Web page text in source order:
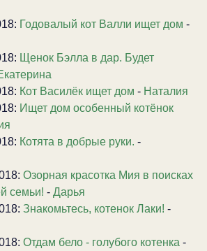
Годовалый кот Валли ищет дом -
Щенок Бэлла в дар. Будет
Кот Василёк ищет дом - Наталия
Ищет дом особенный котёнок
Котята в добрые руки. -
Озорная красотка Мия в поисках
семьи! - Дарья
Знакомьтесь, котенок Лаки! -
Отдам бело - голубого котенка -